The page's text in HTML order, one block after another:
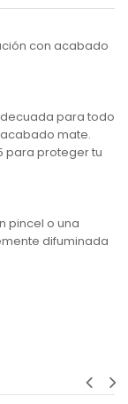
con acabado
para todo
mate.
para proteger tu
pincel o una
difuminada